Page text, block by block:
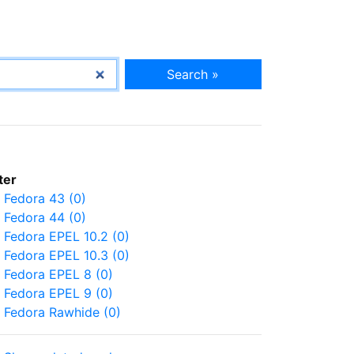
Search »
Fedora 43 (0)
Fedora 44 (0)
Fedora EPEL 10.2 (0)
Fedora EPEL 10.3 (0)
Fedora EPEL 8 (0)
Fedora EPEL 9 (0)
Fedora Rawhide (0)